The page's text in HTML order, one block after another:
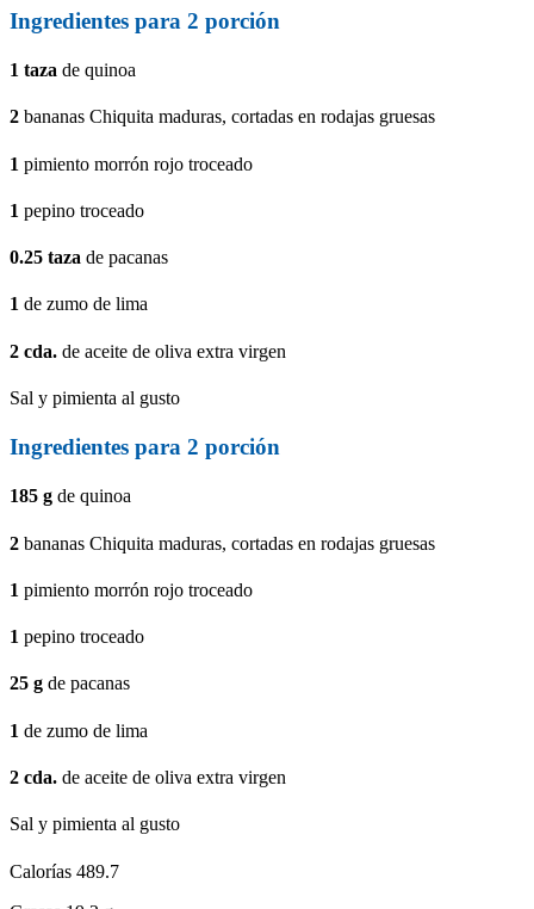
Ingredientes para 2 porción
1 taza de quinoa
2 bananas Chiquita maduras, cortadas en rodajas gruesas
1 pimiento morrón rojo troceado
1 pepino troceado
0.25 taza de pacanas
1 de zumo de lima
2 cda. de aceite de oliva extra virgen
Sal y pimienta al gusto
Ingredientes para 2 porción
185 g de quinoa
2 bananas Chiquita maduras, cortadas en rodajas gruesas
1 pimiento morrón rojo troceado
1 pepino troceado
25 g de pacanas
1 de zumo de lima
2 cda. de aceite de oliva extra virgen
Sal y pimienta al gusto
Calorías 489.7